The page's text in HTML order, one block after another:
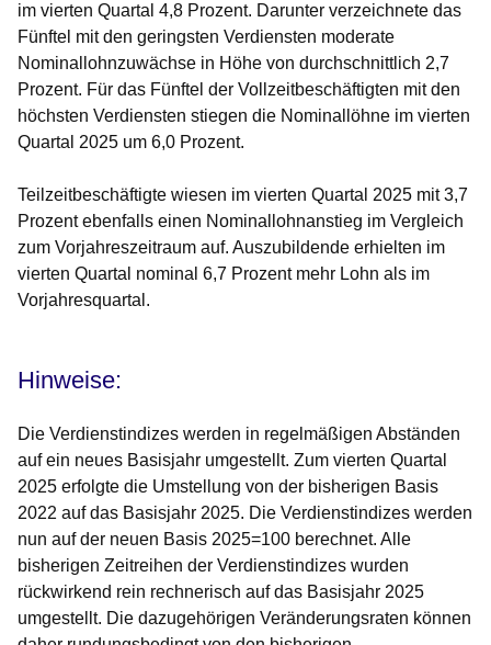
im vierten Quartal 4,8 Prozent. Darunter verzeichnete das
Fünftel mit den geringsten Verdiensten moderate
Nominallohnzuwächse in Höhe von durchschnittlich 2,7
Prozent. Für das Fünftel der Vollzeitbeschäftigten mit den
höchsten Verdiensten stiegen die Nominallöhne im vierten
Quartal 2025 um 6,0 Prozent.
Teilzeitbeschäftigte wiesen im vierten Quartal 2025 mit 3,7
Prozent ebenfalls einen Nominallohnanstieg im Vergleich
zum Vorjahreszeitraum auf. Auszubildende erhielten im
vierten Quartal nominal 6,7 Prozent mehr Lohn als im
Vorjahresquartal.
Hinweise:
Die Verdienstindizes werden in regelmäßigen Abständen
auf ein neues Basisjahr umgestellt. Zum vierten Quartal
2025 erfolgte die Umstellung von der bisherigen Basis
2022 auf das Basisjahr 2025. Die Verdienstindizes werden
nun auf der neuen Basis 2025=100 berechnet. Alle
bisherigen Zeitreihen der Verdienstindizes wurden
rückwirkend rein rechnerisch auf das Basisjahr 2025
umgestellt. Die dazugehörigen Veränderungsraten können